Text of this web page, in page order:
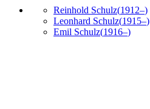
Reinhold Schulz(1912–)
Leonhard Schulz(1915–)
Emil Schulz(1916–)